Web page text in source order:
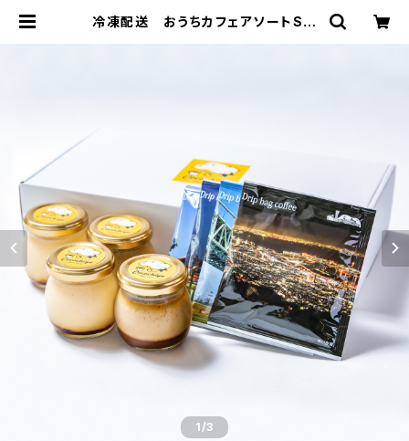
冷凍配送 おうちカフェアソートSセ
1/3